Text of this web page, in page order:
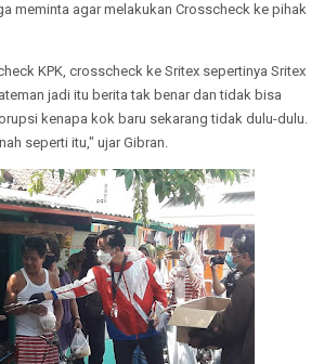
meminta agar melakukan Crosscheck ke pihak
KPK, crosscheck ke Sritex sepertinya Sritex
jadi itu berita tak benar dan tidak bisa
kenapa kok baru sekarang tidak dulu-dulu.
seperti itu," ujar Gibran.